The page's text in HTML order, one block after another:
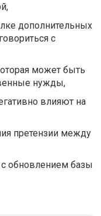
дополнительных
с
может быть
нужды,
влияют на
претензии между
обновлением базы